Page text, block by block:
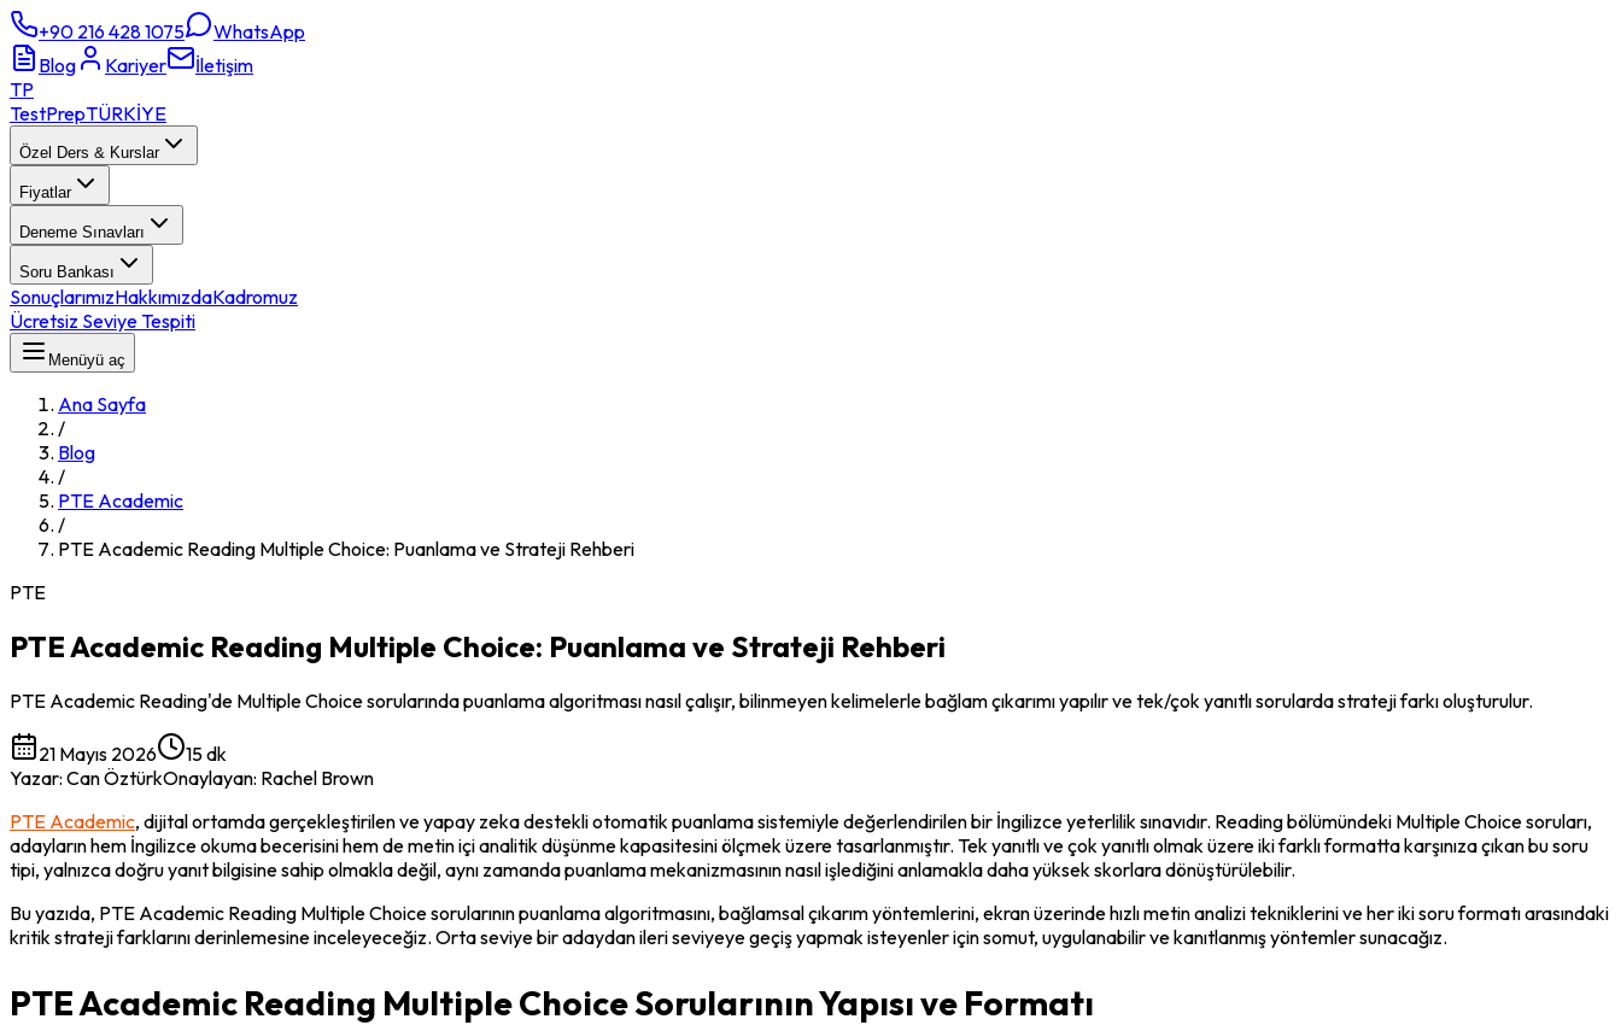
+90 216 428 1075
WhatsApp
Blog
Kariyer
İletişim
TP
TestPrepTÜRKİYE
Özel Ders & Kurslar
Fiyatlar
Deneme Sınavları
Soru Bankası
SonuçlarımızHakkımızdaKadromuz
Ücretsiz Seviye Tespiti
Menüyü aç
Ana Sayfa
/
Blog
/
PTE Academic
/
PTE Academic Reading Multiple Choice: Puanlama ve Strateji Rehberi
PTE
PTE Academic Reading Multiple Choice: Puanlama ve Strateji Rehberi
PTE Academic Reading'de Multiple Choice sorularında puanlama algoritması nasıl çalışır, bilinmeyen kelimelerle bağlam çıkarımı yapılır ve tek/çok yanıtlı sorularda strateji farkı oluşturulur.
21 Mayıs 2026
15 dk
Yazar: Can ÖztürkOnaylayan: Rachel Brown
PTE Academic, dijital ortamda gerçekleştirilen ve yapay zeka destekli otomatik puanlama sistemiyle değerlendirilen bir İngilizce yeterlilik sınavıdır. Reading bölümündeki Multiple Choice soruları,
adayların hem İngilizce okuma becerisini hem de metin içi analitik düşünme kapasitesini ölçmek üzere tasarlanmıştır. Tek yanıtlı ve çok yanıtlı olmak üzere iki farklı formatta karşınıza çıkan bu soru
tipi, yalnızca doğru yanıt bilgisine sahip olmakla değil, aynı zamanda puanlama mekanizmasının nasıl işlediğini anlamakla daha yüksek skorlara dönüştürülebilir.
Bu yazıda, PTE Academic Reading Multiple Choice sorularının puanlama algoritmasını, bağlamsal çıkarım yöntemlerini, ekran üzerinde hızlı metin analizi tekniklerini ve her iki soru formatı arasındaki
kritik strateji farklarını derinlemesine inceleyeceğiz. Orta seviye bir adaydan ileri seviyeye geçiş yapmak isteyenler için somut, uygulanabilir ve kanıtlanmış yöntemler sunacağız.
PTE Academic Reading Multiple Choice Sorularının Yapısı ve Formatı